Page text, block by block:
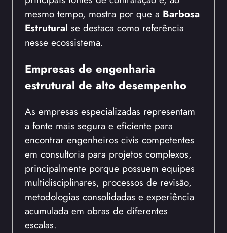
mesmo tempo, mostra por que a Barbosa
Estrutural se destaca como referência
nesse ecossistema.
Empresas de engenharia
estrutural de alto desempenho
As empresas especializadas representam
a fonte mais segura e eficiente para
encontrar engenheiros civis competentes
em consultoria para projetos complexos,
principalmente porque possuem equipes
multidisciplinares, processos de revisão,
metodologias consolidadas e experiência
acumulada em obras de diferentes
escalas.